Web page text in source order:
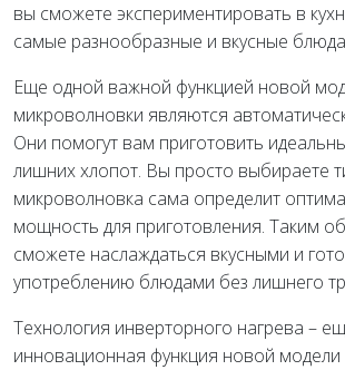
вы сможете экспериментировать в
самые разнообразные и вкусные
Еще одной важной функцией новой
микроволновки являются
Они помогут вам приготовить
лишних хлопот. Вы просто выбираете
микроволновка сама определит
мощность для приготовления. Таким
сможете наслаждаться вкусными и
употреблению блюдами без лишнего
Технология инверторного нагрева –
инновационная функция новой